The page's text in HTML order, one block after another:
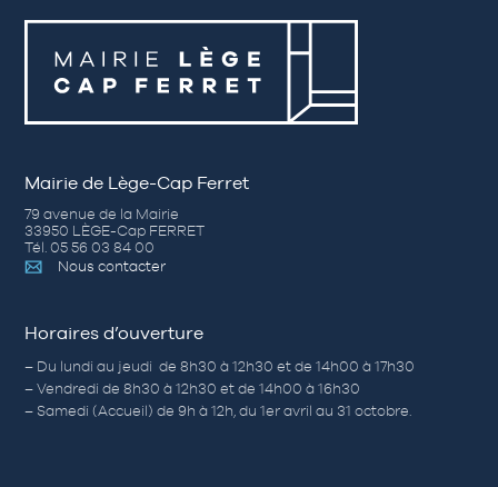
Mairie de Lège-Cap Ferret
79 avenue de la Mairie
33950 LÈGE-Cap FERRET
Tél. 05 56 03 84 00
Nous contacter
Horaires d’ouverture
– Du lundi au jeudi de 8h30 à 12h30 et de 14h00 à 17h30
– Vendredi de 8h30 à 12h30 et de 14h00 à 16h30
– Samedi (Accueil) de 9h à 12h, du 1er avril au 31 octobre.